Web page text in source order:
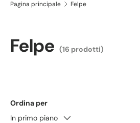
Pagina principale Felpe
Felpe (16 prodotti)
Ordina per
In primo piano